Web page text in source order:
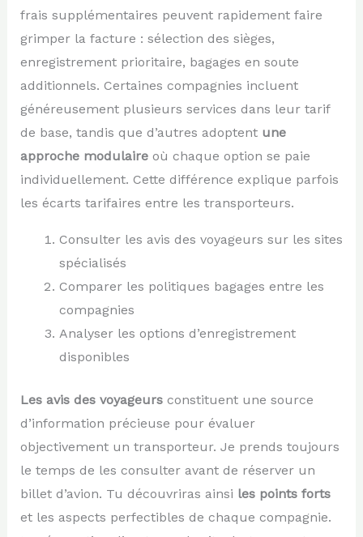
frais supplémentaires peuvent rapidement faire
grimper la facture : sélection des sièges,
enregistrement prioritaire, bagages en soute
additionnels. Certaines compagnies incluent
généreusement plusieurs services dans leur tarif
de base, tandis que d’autres adoptent une
approche modulaireoù chaque option se paie
individuellement. Cette différence explique parfois
les écarts tarifaires entre les transporteurs.
Consulter les avis des voyageurs sur les sites
spécialisés
Comparer les politiques bagages entre les
compagnies
Analyser les options d’enregistrement
disponibles
Les avis des voyageursconstituent une source
d’information précieuse pour évaluer
objectivement un transporteur. Je prends toujours
le temps de les consulter avant de réserver un
billet d’avion. Tu découvriras ainsi les points forts
et les aspects perfectibles de chaque compagnie.